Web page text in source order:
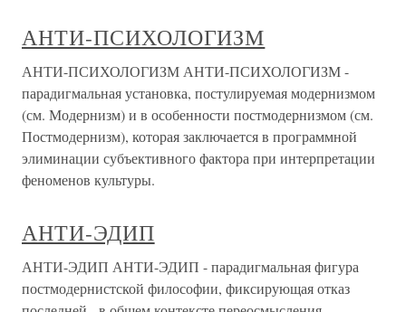
АНТИ-ПСИХОЛОГИЗМ
АНТИ-ПСИХОЛОГИЗМ АНТИ-ПСИХОЛОГИЗМ -
парадигмальная установка, постулируемая модернизмом
(см. Модернизм) и в особенности постмодернизмом (см.
Постмодернизм), которая заключается в программной
элиминации субъективного фактора при интерпретации
феноменов культуры.
АНТИ-ЭДИП
АНТИ-ЭДИП АНТИ-ЭДИП - парадигмальная фигура
постмодернистской философии, фиксирующая отказ